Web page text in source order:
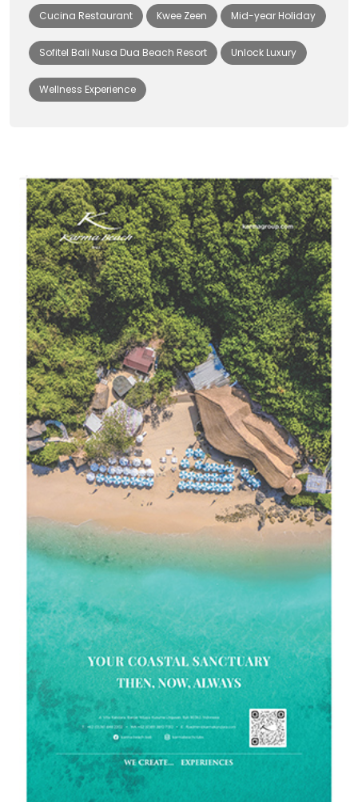
Cucina Restaurant Kwee Zeen Mid-year Holiday
Sofitel Bali Nusa Dua Beach Resort Unlock Luxury
Wellness Experience